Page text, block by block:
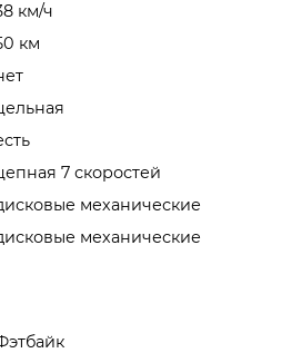
км/ч
км
7 скоростей
механические
механические